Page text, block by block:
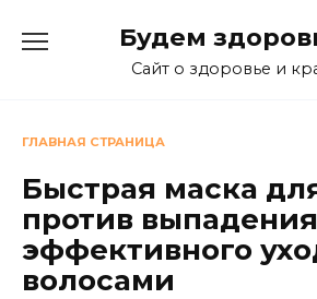
Будем
Сайт о здоровье и
ГЛАВНАЯ СТРАНИЦА
Быстрая маска
против
эффективного
волосами